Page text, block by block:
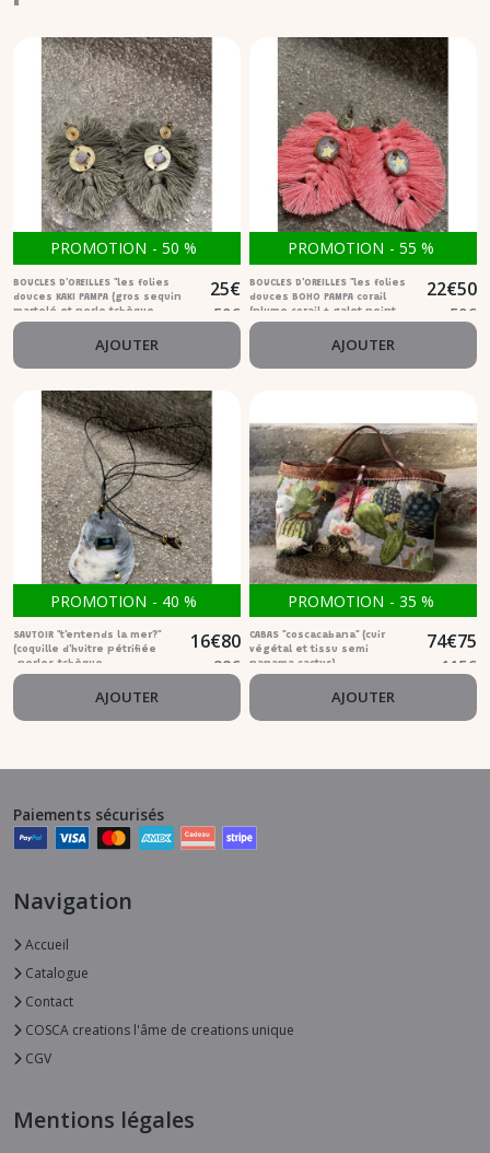
PROMOTION - 50 %
BOUCLES D'OREILLES "les folies
douces KAKI PAMPA (gros sequin
martelé et perle tchèque
coquille st Jacques)
25€
50€
AJOUTER
PROMOTION - 55 %
BOUCLES D'OREILLES "les folies
douces BOHO PAMPA corail
(plume corail + galet peint
étoile)
22€50
50€
AJOUTER
PROMOTION - 40 %
SAUTOIR "t'entends la mer?"
(coquille d'huitre pétrifiée
,perles tchèque
rectangulaire graphite)
16€80
28€
AJOUTER
PROMOTION - 35 %
CABAS "coscacabana" (cuir
végétal et tissu semi
panama cactus)
74€75
115€
AJOUTER
Paiements sécurisés
Navigation
Accueil
Catalogue
Contact
COSCA creations l'âme de creations unique
CGV
Mentions légales